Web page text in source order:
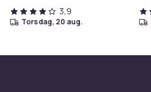
3,9
torsdag, 20 aug.